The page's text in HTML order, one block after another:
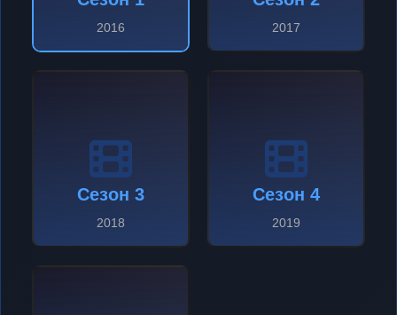
2016 2017
Сезон 3
2018
Сезон 4
2019